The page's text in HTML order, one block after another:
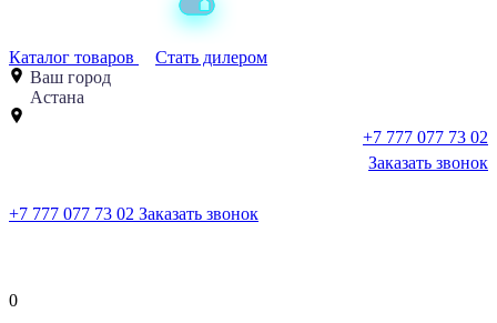
Каталог товаров
Стать дилером
Ваш город
Астана
+7 777 077 73 02
Заказать звонок
+7 777 077 73 02 Заказать звонок
0